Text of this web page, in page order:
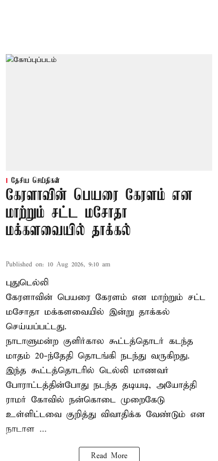
தேசிய செய்திகள்
கேரளாவின் பெயரை கேரளம் என
மாற்றும் சட்ட மசோதா
மக்களவையில் தாக்கல்
Published on: 10 Aug 2026, 9:10 am
புதுடெல்லி
கேரளாவின் பெயரை கேரளம் என மாற்றும் சட்ட
மசோதா மக்களவையில் இன்று தாக்கல்
செய்யப்பட்டது.
நாடாளுமன்ற குளிர்கால கூட்டத்தொடர் கடந்த
மாதம் 20-ந்தேதி தொடங்கி நடந்து வருகிறது.
இந்த கூட்டத்தொடரில் டெல்லி மாணவர்
போராட்டத்தின்போது நடந்த தடியடி, அயோத்தி
ராமர் கோவில் நன்கொடை முறைகேடு
உள்ளிட்டவை குறித்து விவாதிக்க வேண்டும் என
நாடாள ...
Read More